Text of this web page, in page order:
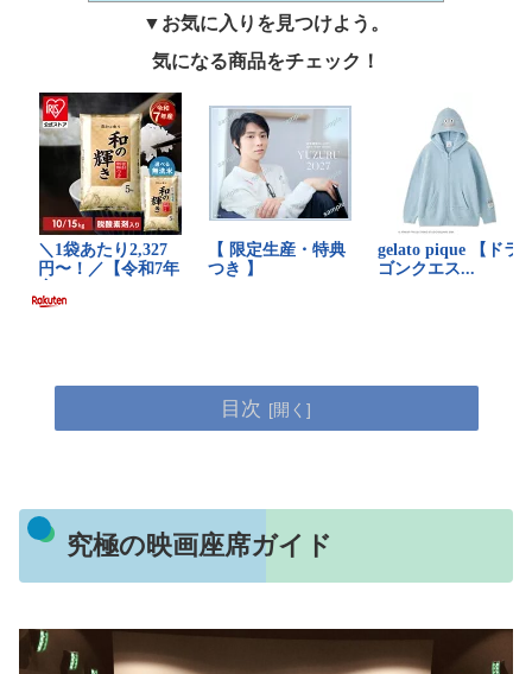
▼お気に入りを見つけよう。
気になる商品をチェック！
目次
究極の映画座席ガイド